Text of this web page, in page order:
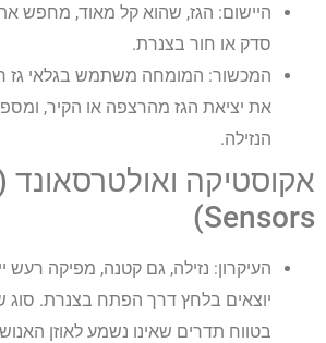
היישום: הגז, שהוא קל מאוד, מחפש
סדק או חור בצנרת.
המכשור: המומחה משתמש בגלאי גז
את יציאת הגז מהרצפה או הקיר,
הנזילה.
Sensors)
העיקרון: נזילה, גם קטנה, מפיקה רעש
יוצאים בלחץ דרך הפתח בצנרת. סוג
בטווח תדרים שאינו נשמע לאוזן